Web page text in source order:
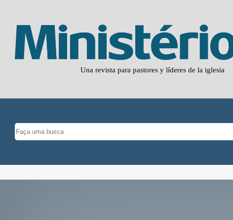
Una revista para pastores y líderes de la iglesia